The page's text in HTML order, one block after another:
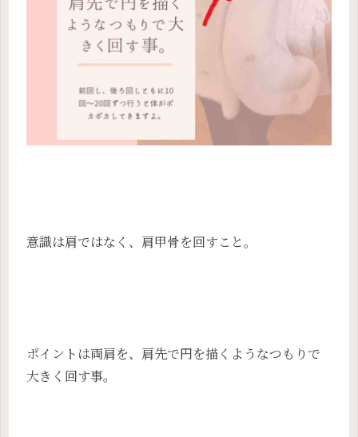
意識は肩ではなく、肩甲骨を回すこと。
ポイントは両肩を、肩先で円を描くようなつもりで
大きく回す事。